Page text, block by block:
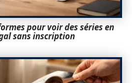
pour voir des séries en
sans inscription